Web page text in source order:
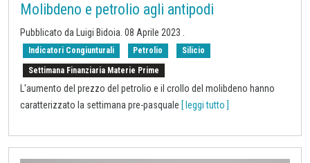
Molibdeno e petrolio agli antipodi
Pubblicato da Luigi Bidoia 08 Aprile 2023
Indicatori Congiunturali Petrolio Silicio
Settimana Finanziaria Materie Prime
L'aumento del prezzo del petrolio e il crollo del molibdeno hanno
caratterizzato la settimana pre-pasquale [ leggi tutto ]